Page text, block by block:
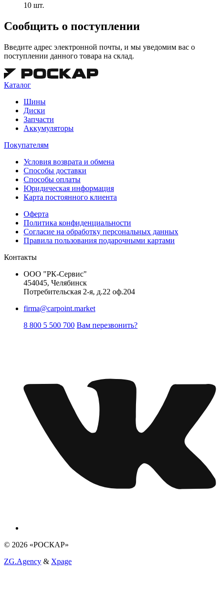
10 шт.
Сообщить о поступлении
Введите адрес электронной почты, и мы уведомим вас о
поступлении данного товара на склад.
Каталог
Шины
Диски
Запчасти
Аккумуляторы
Покупателям
Условия возврата и обмена
Способы доставки
Способы оплаты
Юридическая информация
Карта постоянного клиента
Оферта
Политика конфиденциальности
Согласие на обработку персональных данных
Правила пользования подарочными картами
Контакты
ООО "РК-Сервис"
454045, Челябинск
Потребительская 2-я, д.22 оф.204
firma@carpoint.market
8 800 5 500 700 Вам перезвонить?
© 2026 «РОСКАР»
ZG.Agency & Xpage